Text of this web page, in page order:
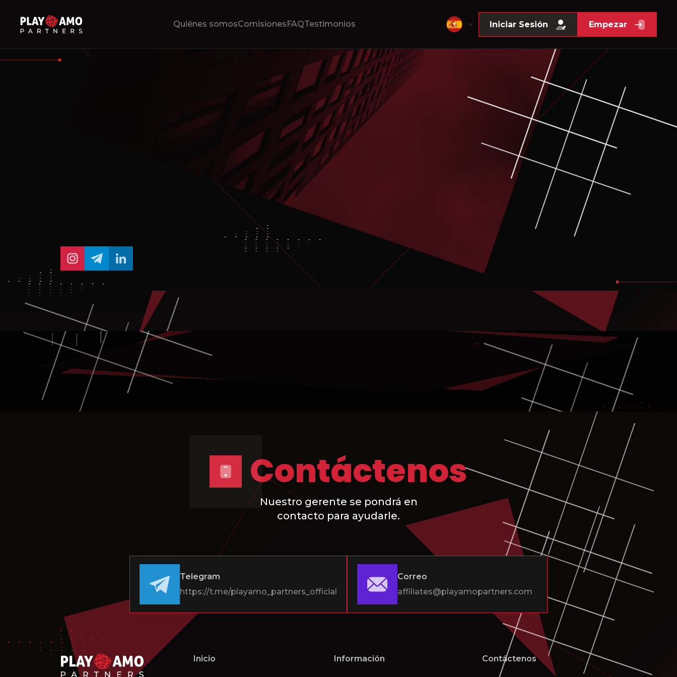
Quiénes somosComisiones FAQTestimonios Iniciar Sesión Empezar
Contáctenos
Nuestro gerente se pondrá en
contacto para ayudarle.
Telegram
https://t.me/playamo_partners_official
Correo
affiliates@playamopartners.com
Inicio Información Contáctenos